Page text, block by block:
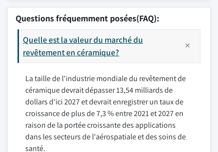
Questions fréquemment posées(FAQ):
Quelle est la valeur du marché du
revêtement en céramique?
La taille de l'industrie mondiale du revêtement de
céramique devrait dépasser 13,54 milliards de
dollars d'ici 2027 et devrait enregistrer un taux de
croissance de plus de 7,3 % entre 2021 et 2027 en
raison de la portée croissante des applications
dans les secteurs de l'aérospatiale et des soins de
santé.